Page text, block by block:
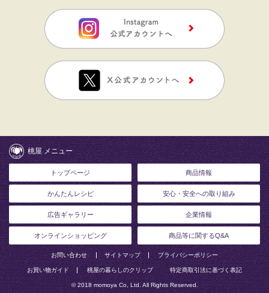
桃屋 メニュー
トップページ 商品情報
かんたんレシピ 安心・安全への取り組み
広告ギャラリー 企業情報
オンラインショッピング 商品等に関するQ&A
お問い合わせ サイトマップ プライバシーポリシー
お買い物ガイド 桃屋の暮らしのクリップ 特定商取引法に基づく表記
© 2018 momoya Co, Ltd. All Rights Reserved.